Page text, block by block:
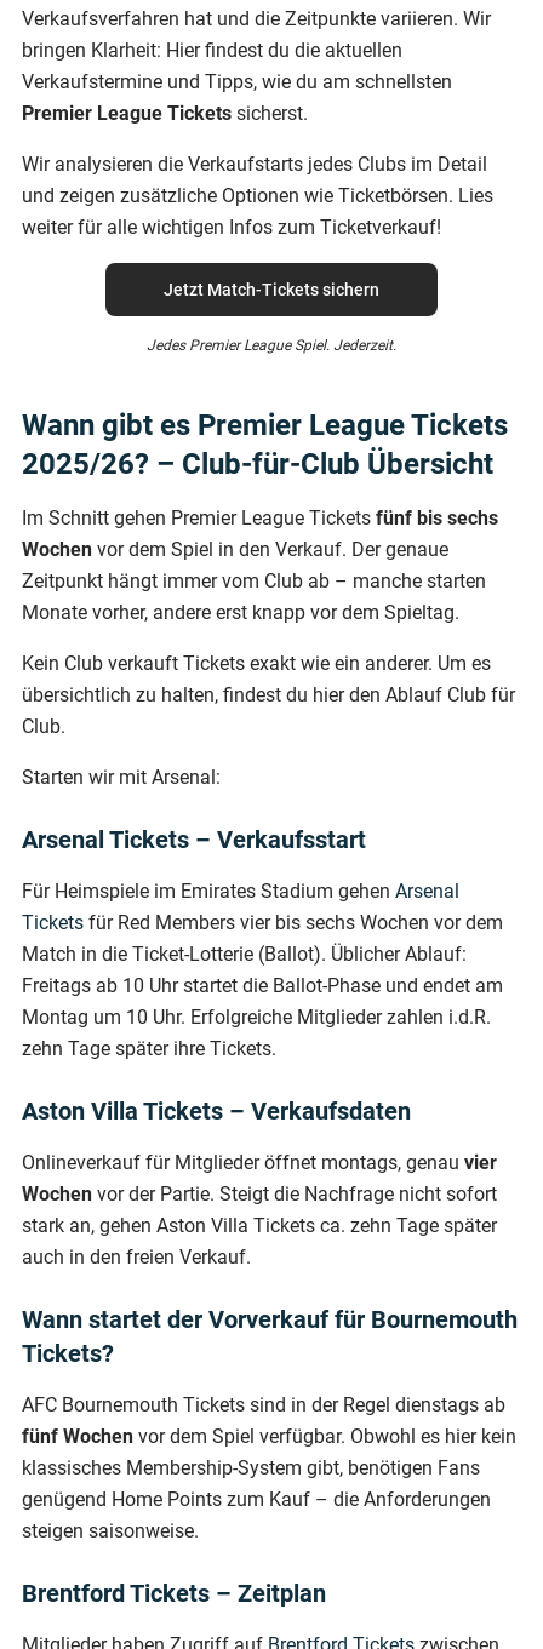
Verkaufsverfahren hat und die Zeitpunkte variieren. Wir
bringen Klarheit: Hier findest du die aktuellen
Verkaufstermine und Tipps, wie du am schnellsten
Premier League Tickets sicherst.
Wir analysieren die Verkaufstarts jedes Clubs im Detail
und zeigen zusätzliche Optionen wie Ticketbörsen. Lies
weiter für alle wichtigen Infos zum Ticketverkauf!
Jetzt Match-Tickets sichern
Jedes Premier League Spiel. Jederzeit.
Wann gibt es Premier League Tickets
2025/26? – Club-für-Club Übersicht
Im Schnitt gehen Premier League Tickets fünf bis sechs
Wochen vor dem Spiel in den Verkauf. Der genaue
Zeitpunkt hängt immer vom Club ab – manche starten
Monate vorher, andere erst knapp vor dem Spieltag.
Kein Club verkauft Tickets exakt wie ein anderer. Um es
übersichtlich zu halten, findest du hier den Ablauf Club für
Club.
Starten wir mit Arsenal:
Arsenal Tickets – Verkaufsstart
Für Heimspiele im Emirates Stadium gehen Arsenal
Tickets für Red Members vier bis sechs Wochen vor dem
Match in die Ticket-Lotterie (Ballot). Üblicher Ablauf:
Freitags ab 10 Uhr startet die Ballot-Phase und endet am
Montag um 10 Uhr. Erfolgreiche Mitglieder zahlen i.d.R.
zehn Tage später ihre Tickets.
Aston Villa Tickets – Verkaufsdaten
Onlineverkauf für Mitglieder öffnet montags, genau vier
Wochen vor der Partie. Steigt die Nachfrage nicht sofort
stark an, gehen Aston Villa Tickets ca. zehn Tage später
auch in den freien Verkauf.
Wann startet der Vorverkauf für Bournemouth
Tickets?
AFC Bournemouth Tickets sind in der Regel dienstags ab
fünf Wochen vor dem Spiel verfügbar. Obwohl es hier kein
klassisches Membership-System gibt, benötigen Fans
genügend Home Points zum Kauf – die Anforderungen
steigen saisonweise.
Brentford Tickets – Zeitplan
Mitglieder haben Zugriff auf Brentford Tickets zwischen